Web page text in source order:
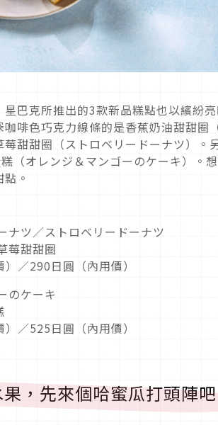
巴克所推出的3款新品糕點也以繽紛
啡色巧克力線條的是香蕉奶油甜甜圈
甜甜圈（ストロベリードーナツ）。
（オレンジ＆マンゴーのケーキ）。
。
ツ／ストロベリードーナツ
莓甜甜圈
／290日圓（內用價）
のケーキ
／525日圓（內用價）
，先來個哈蜜瓜打頭陣